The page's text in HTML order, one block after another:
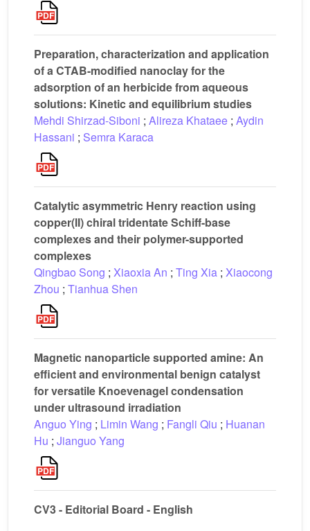
Preparation, characterization and application
of a CTAB-modified nanoclay for the
adsorption of an herbicide from aqueous
solutions: Kinetic and equilibrium studies
Mehdi Shirzad-Siboni ; Alireza Khataee ; Aydin
Hassani ; Semra Karaca
Catalytic asymmetric Henry reaction using
copper(II) chiral tridentate Schiff-base
complexes and their polymer-supported
complexes
Qingbao Song ; Xiaoxia An ; Ting Xia ; Xiaocong
Zhou ; Tianhua Shen
Magnetic nanoparticle supported amine: An
efficient and environmental benign catalyst
for versatile Knoevenagel condensation
under ultrasound irradiation
Anguo Ying ; Limin Wang ; Fangli Qiu ; Huanan
Hu ; Jianguo Yang
CV3 - Editorial Board - English